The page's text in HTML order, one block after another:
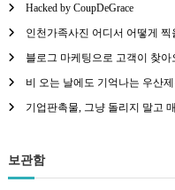
Hacked by CoupDeGrace
인천가족사진 어디서 어떻게
블로그 마케팅으로 고객이 찾아
비 오는 날에도 기억나는 우산
기업판촉물, 그냥 돌리지 말고
보관함